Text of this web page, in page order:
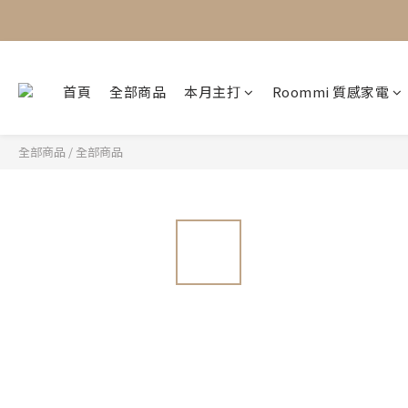
首頁 全部商品 本月主打 Roommi 質感家電
全部商品 / 全部商品